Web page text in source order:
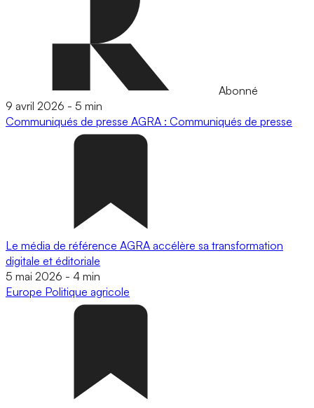
Abonné
9 avril 2026 - 5 min
Communiqués de presse AGRA : Communiqués de presse
Le média de référence AGRA accélère sa transformation
digitale et éditoriale
5 mai 2026 - 4 min
Europe Politique agricole